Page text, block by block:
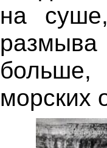
на
морских